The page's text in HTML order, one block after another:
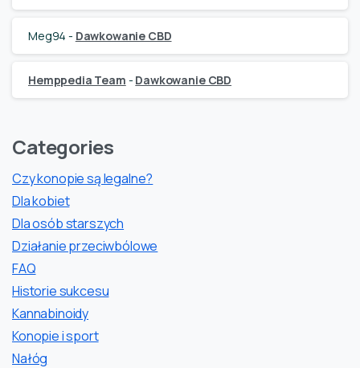
Meg94 - Dawkowanie CBD
Hemppedia Team - Dawkowanie CBD
Categories
Czy konopie są legalne?
Dla kobiet
Dla osób starszych
Działanie przeciwbólowe
FAQ
Historie sukcesu
Kannabinoidy
Konopie i sport
Nałóg